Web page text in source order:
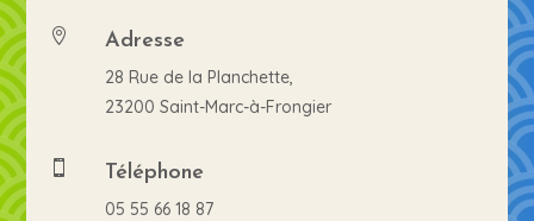
 Adresse
28 Rue de la Planchette,
23200 Saint-Marc-à-Frongier
 Téléphone
05 55 66 18 87